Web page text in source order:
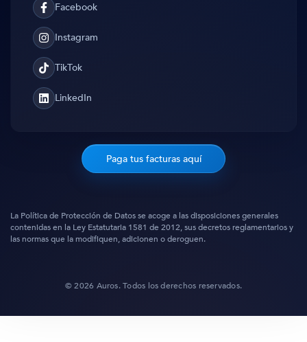
Facebook
Facebook
Instagram
Instagram
TikTokTikTok
Translation
missing:
LinkedIn
Paga tus facturas aquí
La Política de Protección de Datos se acoge a las disposiciones generales
contenidas en la Ley Estatutaria 1581 de 2012, sus decretos reglamentarios y
las normas que la modifiquen, adicionen o deroguen.
© 2026 Auros. Todos los derechos reservados.